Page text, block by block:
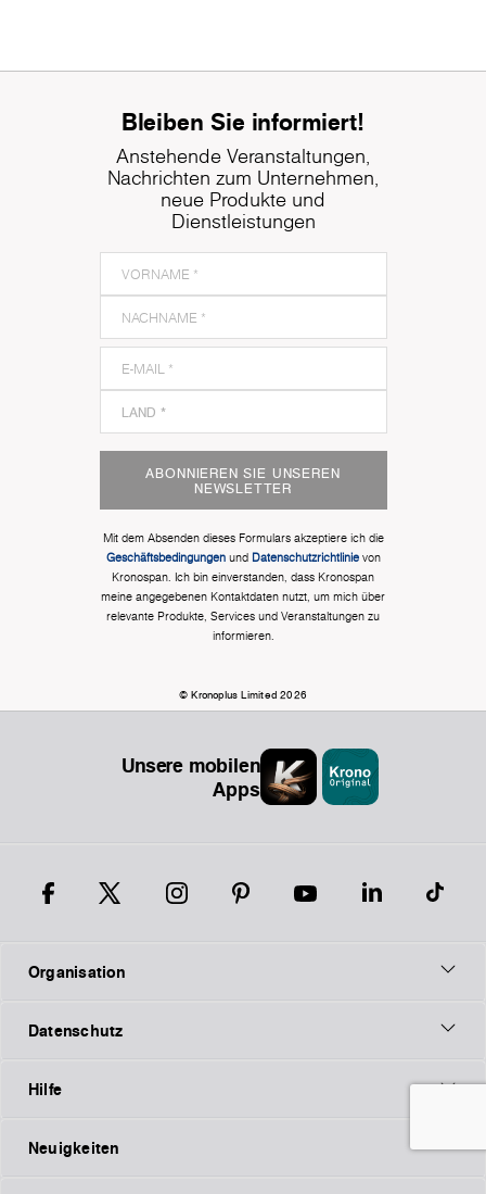
Bleiben Sie informiert!
Anstehende Veranstaltungen,
Nachrichten zum Unternehmen,
neue Produkte und
Dienstleistungen
ABONNIEREN SIE UNSEREN
NEWSLETTER
Mit dem Absenden dieses Formulars akzeptiere ich die
Geschäftsbedingungenund Datenschutzrichtlinievon
Kronospan. Ich bin einverstanden, dass Kronospan
meine angegebenen Kontaktdaten nutzt, um mich über
relevante Produkte, Services und Veranstaltungen zu
informieren.
© Kronoplus Limited 2026
Unsere mobilen
Apps
Organisation
Datenschutz
Hilfe
Neuigkeiten